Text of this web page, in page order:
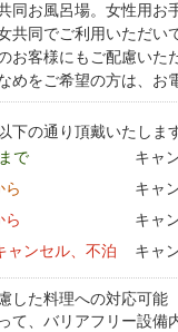
同お風呂場。女性用
共同でご利用いただい
お客様にもご配慮いた
めをご希望の方は、お
下の通り頂戴いたします
で
キャ
ら
キャ
ら
キャ
ャンセル、不泊
キャ
した料理への対応可能
て、バリアフリー設備